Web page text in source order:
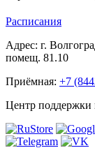
Расписания
Адрес: г.
помещ. 81.10
Приёмная: +7
Центр